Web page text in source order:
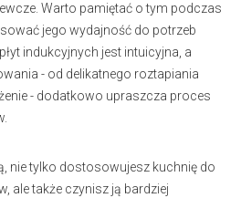
Warto pamiętać o tym podczas
jego wydajność do potrzeb
indukcyjnych jest intuicyjna, a
- od delikatnego roztapiania
- dodatkowo upraszcza proces
nie tylko dostosowujesz kuchnię do
ale także czynisz ją bardziej